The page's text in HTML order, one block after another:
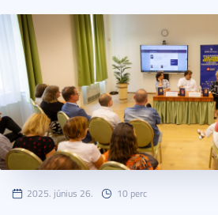
2025. június 26. 10 perc